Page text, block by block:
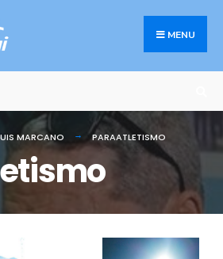
MENU
MARCANO PARAATLETISMO